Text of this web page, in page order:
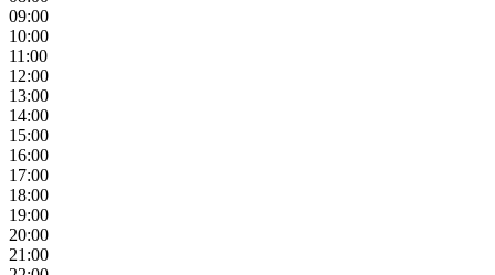
09:00
10:00
11:00
12:00
13:00
14:00
15:00
16:00
17:00
18:00
19:00
20:00
21:00